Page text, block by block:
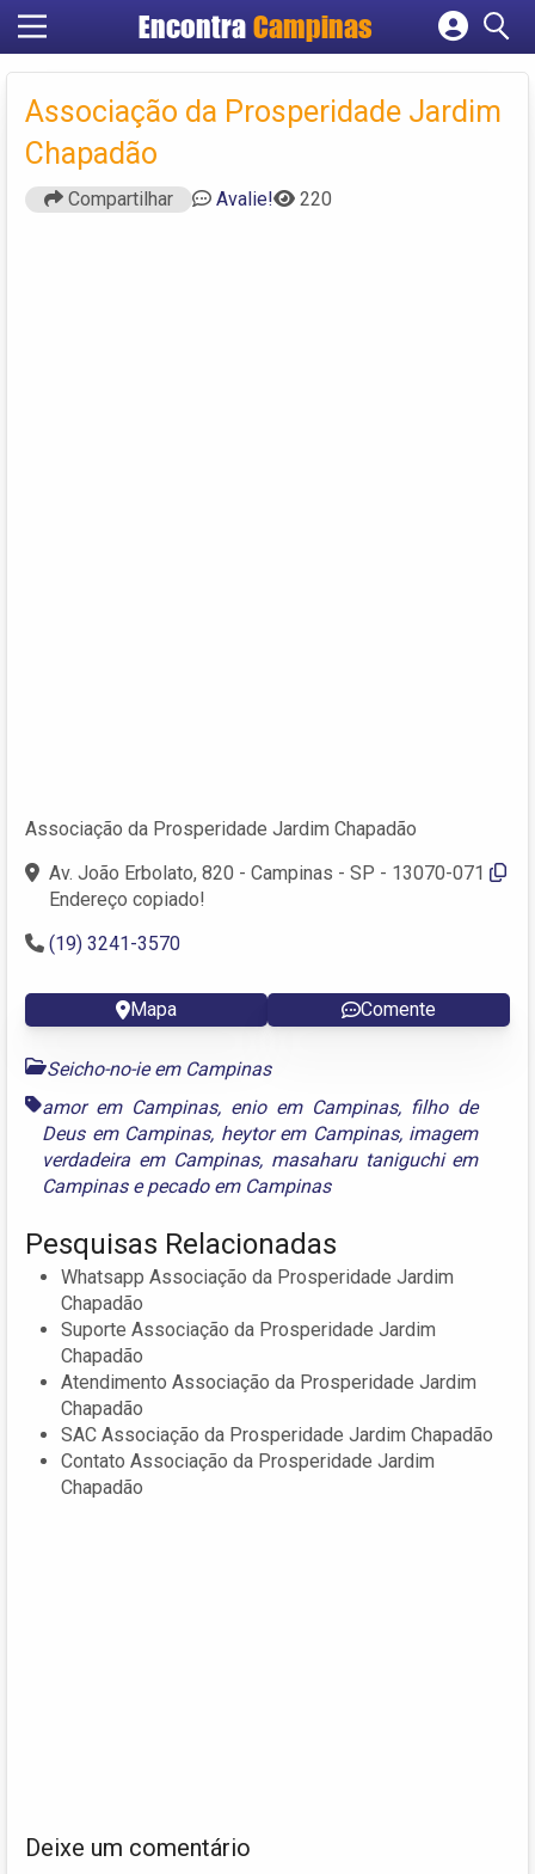
Encontra Campinas
Cadastrar empresa
Criar conta
Associação da Prosperidade Jardim
Chapadão
Compartilhar Avalie! 220
Associação da Prosperidade Jardim Chapadão
Av. João Erbolato, 820 - Campinas - SP - 13070-071
Endereço copiado!
(19) 3241-3570
Mapa Comente
Seicho-no-ie em Campinas
amor em Campinas, enio em Campinas, filho de
Deus em Campinas, heytor em Campinas, imagem
verdadeira em Campinas, masaharu taniguchi em
Campinasepecado em Campinas
Pesquisas Relacionadas
Whatsapp Associação da Prosperidade Jardim
Chapadão
Suporte Associação da Prosperidade Jardim
Chapadão
Atendimento Associação da Prosperidade Jardim
Chapadão
SAC Associação da Prosperidade Jardim Chapadão
Contato Associação da Prosperidade Jardim
Chapadão
Deixe um comentário